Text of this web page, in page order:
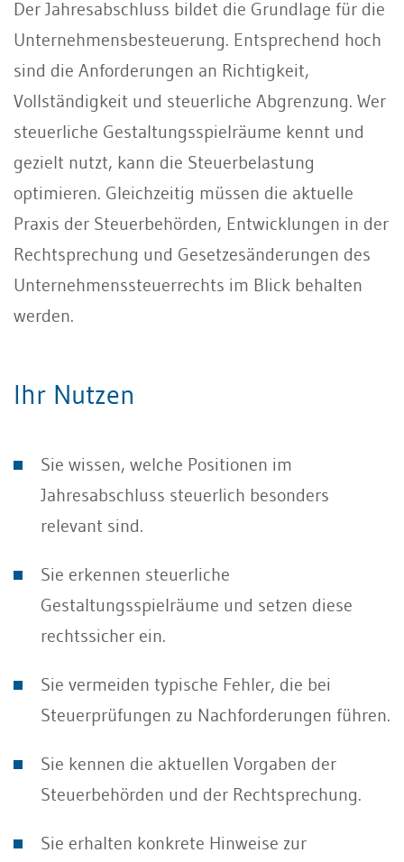
Der Jahresabschluss bildet die Grundlage für die
Unternehmensbesteuerung. Entsprechend hoch
sind die Anforderungen an Richtigkeit,
Vollständigkeit und steuerliche Abgrenzung. Wer
steuerliche Gestaltungsspielräume kennt und
gezielt nutzt, kann die Steuerbelastung
optimieren. Gleichzeitig müssen die aktuelle
Praxis der Steuerbehörden, Entwicklungen in der
Rechtsprechung und Gesetzesänderungen des
Unternehmenssteuerrechts im Blick behalten
werden.
Ihr Nutzen
Sie wissen, welche Positionen im
Jahresabschluss steuerlich besonders
relevant sind.
Sie erkennen steuerliche
Gestaltungsspielräume und setzen diese
rechtssicher ein.
Sie vermeiden typische Fehler, die bei
Steuerprüfungen zu Nachforderungen führen.
Sie kennen die aktuellen Vorgaben der
Steuerbehörden und der Rechtsprechung.
Sie erhalten konkrete Hinweise zur